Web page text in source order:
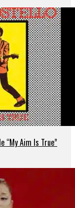
“My Aim Is True”